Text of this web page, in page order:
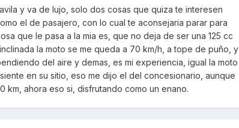
y va de lujo, solo dos cosas que quiza te interesen
el de pasajero, con lo cual te aconsejaria parar para
que le pasa a la mia es, que no deja de ser una 125 cc
la moto se me queda a 70 km/h, a tope de puño, y
del aire y demas, es mi experiencia, igual la moto
en su sitio, eso me dijo el del concesionario, aunque
km, ahora eso si, disfrutando como un enano.